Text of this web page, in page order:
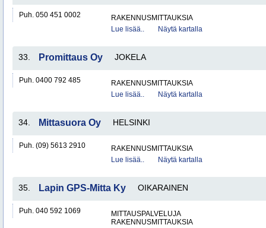
Puh. 050 451 0002
RAKENNUSMITTAUKSIA
Lue lisää..
Näytä kartalla
33. Promittaus Oy JOKELA
Puh. 0400 792 485
RAKENNUSMITTAUKSIA
Lue lisää..
Näytä kartalla
34. Mittasuora Oy HELSINKI
Puh. (09) 5613 2910
RAKENNUSMITTAUKSIA
Lue lisää..
Näytä kartalla
35. Lapin GPS-Mitta Ky OIKARAINEN
Puh. 040 592 1069
MITTAUSPALVELUJA
RAKENNUSMITTAUKSIA